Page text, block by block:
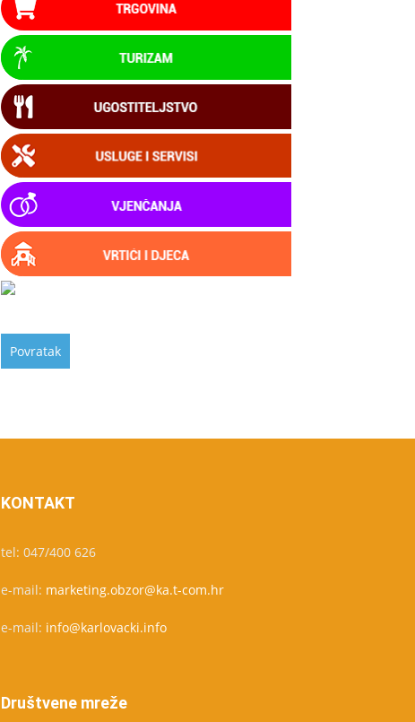
KONTAKT
tel: 047/400 626
e-mail: marketing.obzor@ka.t-com.hr
e-mail: info@karlovacki.info
Društvene mreže